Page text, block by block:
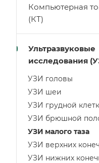
Компьютерная
(КТ)
Ультразвуковые
исследования
УЗИ головы
УЗИ шеи
УЗИ грудной
УЗИ брюшной
УЗИ малого таза
УЗИ верхних
УЗИ нижних